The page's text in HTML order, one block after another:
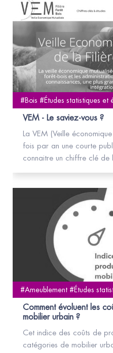
#Bois #Études statistiques et
VEM - Le saviez-vous ?
La VEM (Veille
fois par an une courte
connaitre un chiffre clé de
#Ameublement #Études
Comment évoluent les
mobilier urbain ?
Cet indice des coûts de
catégories de mobilier